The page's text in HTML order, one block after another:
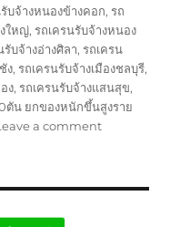
บจ้างหนองข้างคอก,รถ
ใหญ่,รถเครนรับจ้างหนอง
รับจ้างอ่างศิลา,รถเครน
ง,รถเครนรับจ้างเมืองชลบุรี,
ง,รถเครนรับจ้างแสนสุข,
ตัน ยกของหนักขึ้นสูงราย
a commenton